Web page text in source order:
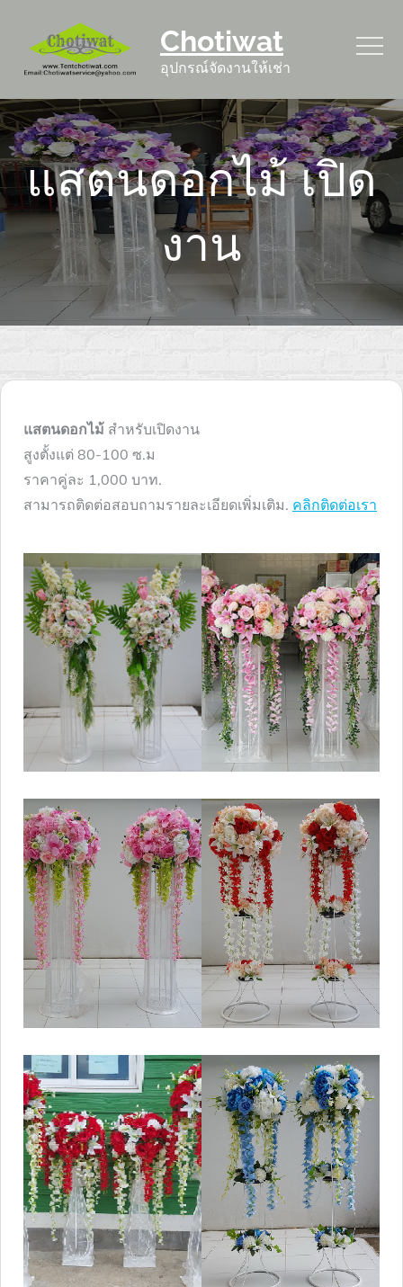
content
Chotiwat
อุปกรณ์จัดงานให้เช่า
แสตนดอกไม้ เปิด
งาน
แสตนดอกไม้ สำหรับเปิดงาน
สูงตั้งแต่ 80-100 ซ.ม
ราคาคู่ละ 1,000 บาท.
สามารถติดต่อสอบถามรายละเอียดเพิ่มเติม. คลิกติดต่อเรา